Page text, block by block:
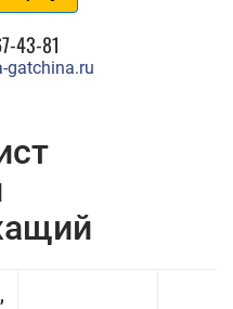
43-81
gatchina.ru